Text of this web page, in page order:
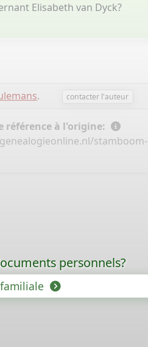
Elisabeth van Dyck?
. contacter l'auteur
référence à l'origine:
personnels?